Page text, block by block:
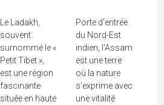
Le Ladakh,
souvent
surnommé le «
Petit Tibet »,
est une région
fascinante
située en haute
Porte d'entrée
du Nord-Est
indien, l'Assam
est une terre
où la nature
s'exprime avec
une vitalité